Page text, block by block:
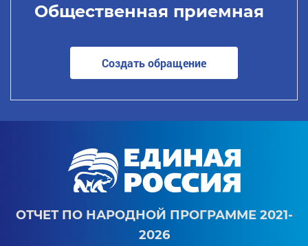
Общественная приемная
Создать обращение
ОТЧЕТ ПО НАРОДНОЙ ПРОГРАММЕ 2021-
2026